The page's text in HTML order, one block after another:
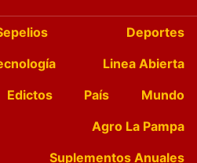
Deportes
Linea Abierta
Edictos País
Mundo
Agro La Pampa
Suplementos Anuales